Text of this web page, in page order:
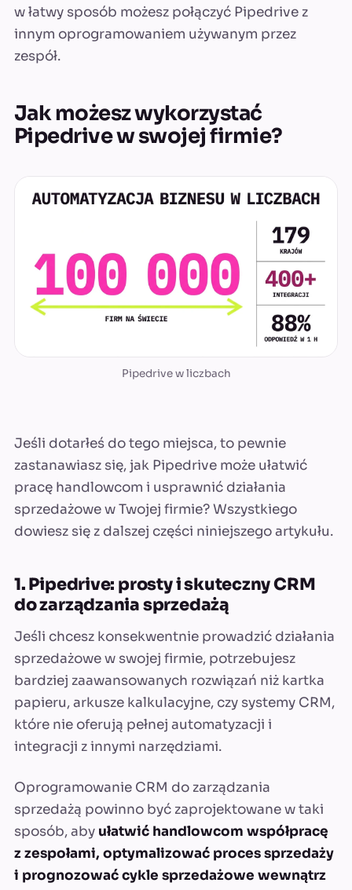
w łatwy sposób możesz połączyć Pipedrive z
innym oprogramowaniem używanym przez
zespół.
Jak możesz wykorzystać
Pipedrive w swojej firmie?
Pipedrive w liczbach
Jeśli dotarłeś do tego miejsca, to pewnie
zastanawiasz się, jak Pipedrive może ułatwić
pracę handlowcom i usprawnić działania
sprzedażowe w Twojej firmie? Wszystkiego
dowiesz się z dalszej części niniejszego artykułu.
1. Pipedrive: prosty i skuteczny CRM
do zarządzania sprzedażą
Jeśli chcesz konsekwentnie prowadzić działania
sprzedażowe w swojej firmie, potrzebujesz
bardziej zaawansowanych rozwiązań niż kartka
papieru, arkusze kalkulacyjne, czy systemy CRM,
które nie oferują pełnej automatyzacji i
integracji z innymi narzędziami.
Oprogramowanie CRM do zarządzania
sprzedażą powinno być zaprojektowane w taki
sposób, aby ułatwić handlowcom współpracę
z zespołami, optymalizować proces sprzedaży
i prognozować cykle sprzedażowe wewnątrz